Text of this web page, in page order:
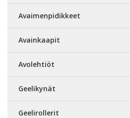
Avaimenpidikkeet
Avainkaapit
Avolehtiöt
Geelikynät
Geelirollerit